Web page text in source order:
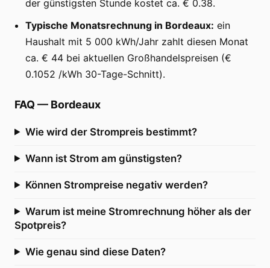
der günstigsten Stunde kostet ca. € 0.38.
Typische Monatsrechnung in Bordeaux: ein
Haushalt mit 5 000 kWh/Jahr zahlt diesen Monat
ca. € 44 bei aktuellen Großhandelspreisen (€
0.1052 /kWh 30-Tage-Schnitt).
FAQ — Bordeaux
Wie wird der Strompreis bestimmt?
Wann ist Strom am günstigsten?
Können Strompreise negativ werden?
Warum ist meine Stromrechnung höher als der
Spotpreis?
Wie genau sind diese Daten?